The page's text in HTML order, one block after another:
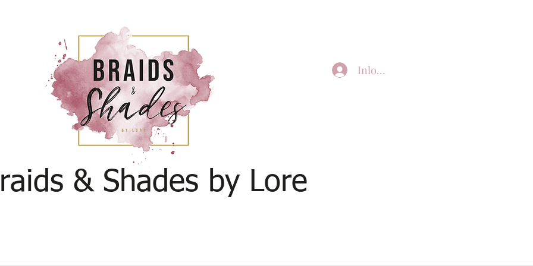
Inloggen
& Shades by Lore